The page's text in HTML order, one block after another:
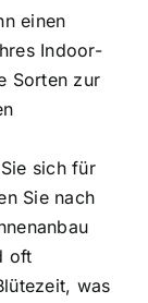
einen
Indoor-
Sorten zur
sich für
Sie nach
oft
was